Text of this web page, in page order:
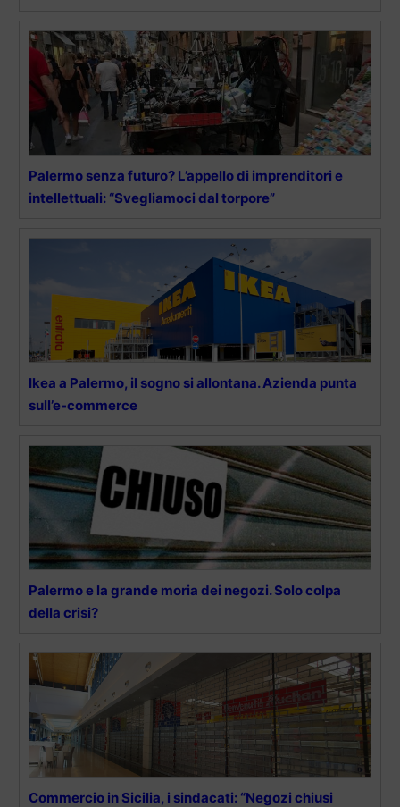
Palermo senza futuro? L’appello di imprenditori e
intellettuali: “Svegliamoci dal torpore”
Ikea a Palermo, il sogno si allontana. Azienda punta
sull’e-commerce
Palermo e la grande moria dei negozi. Solo colpa
della crisi?
Commercio in Sicilia, i sindacati: “Negozi chiusi